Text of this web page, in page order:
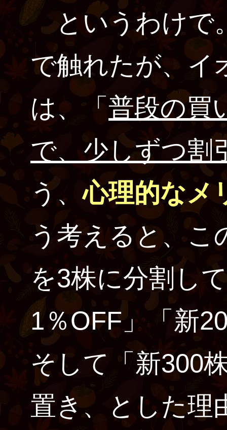
というわけで
で触れたが、イ
は、「 普段の買
で、少しずつ割
う、心理的なメ
う考えると、こ
を3株に分割し
1％OFF」「新
そして「新300
置き、とした理